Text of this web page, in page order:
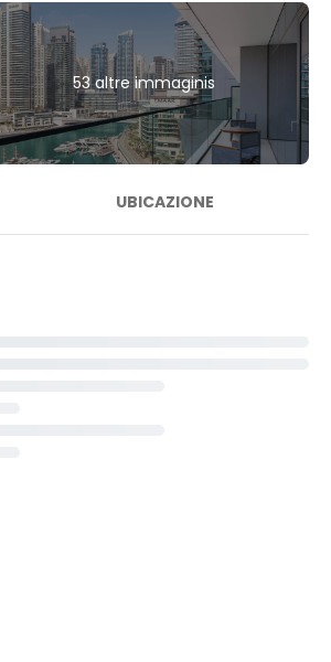
53 altre immaginis
UBICAZIONE